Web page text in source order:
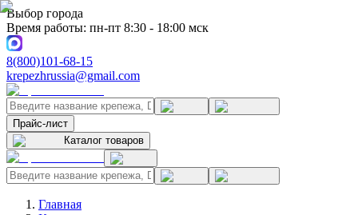
Выбор города
Время работы: пн-пт 8:30 - 18:00 мск
8(800)101-68-15
krepezhrussia@gmail.com
Прайс-лист
Каталог товаров
Главная